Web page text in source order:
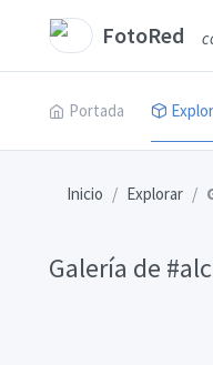
FotoRed
Portada
Inicio Explorar
Galería de